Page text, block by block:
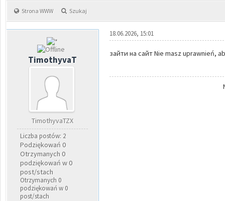
Strona WWW Szukaj
TimothyvaT
TimothyvaTZX
Liczba postów: 2
Podziękowań 0
Otrzymanych 0
podziękowań w 0
post/stach
Otrzymanych 0
podziękowań w 0
post/stach
18.06.2026, 15:01
зайти на сайт Nie masz uprawnień,